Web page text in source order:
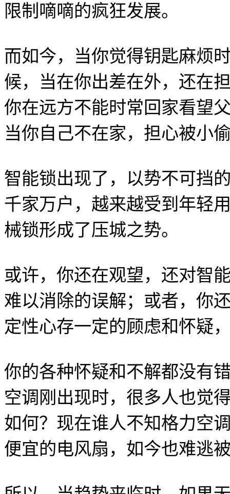
限制嘀嘀的疯狂发展。
而如今，当你觉得钥匙麻烦
候，当在你出差在外，还在
你在远方不能时常回家看望
当你自己不在家，担心被
智能锁出现了，以势不可挡
千家万户，越来越受到年轻
械锁形成了压城之势。
或许，你还在观望，还对智
难以消除的误解；或者，你
定性心存一定的顾虑和怀疑
你的各种怀疑和不解都没有
空调刚出现时，很多人也觉
如何？现在谁人不知格力空
便宜的电风扇，如今也难逃